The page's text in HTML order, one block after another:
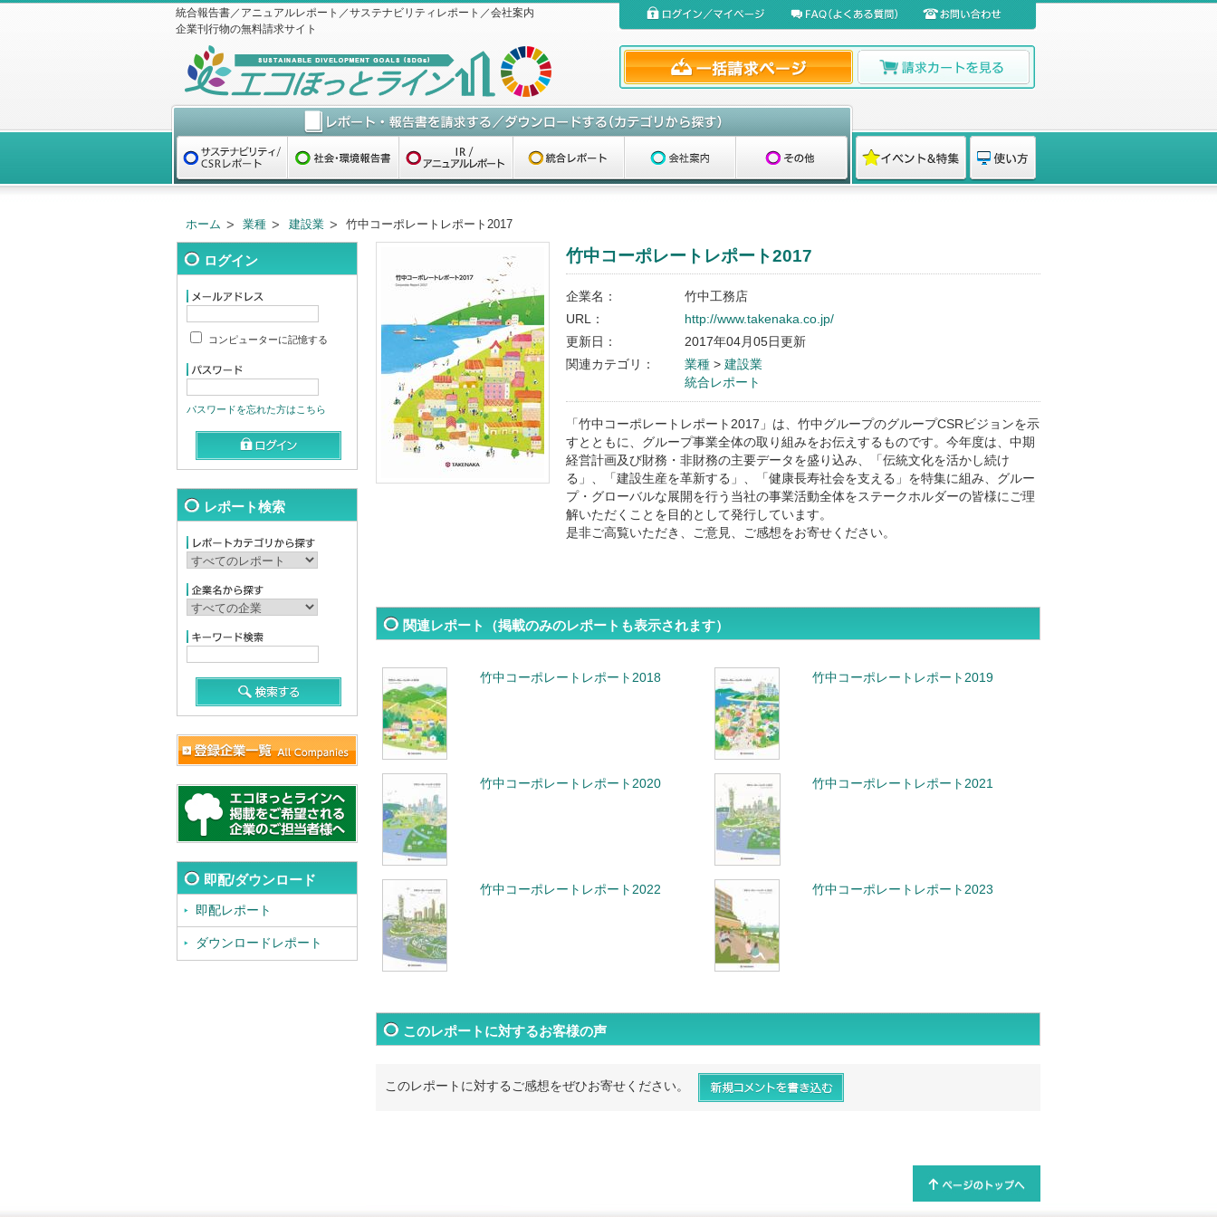
統合報告書／アニュアルレポート／サステナビリティレポート／会社案内
企業刊行物の無料請求サイト
ホーム 業種 建設業 竹中コーポレートレポート2017
ログイン
コンピューターに記憶する
パスワードを忘れた方はこちら
レポート検索
即配/ダウンロード
即配レポート
ダウンロードレポート
竹中コーポレートレポート2017
企業名：
竹中工務店
URL：
http://www.takenaka.co.jp/
更新日：
2017年04月05日更新
関連カテゴリ：
業種> 建設業
統合レポート
「竹中コーポレートレポート2017」は、竹中グループのグループCSRビジョンを示
すとともに、グループ事業全体の取り組みをお伝えするものです。今年度は、中期
経営計画及び財務・非財務の主要データを盛り込み、「伝統文化を活かし続け
る」、「建設生産を革新する」、「健康長寿社会を支える」を特集に組み、グルー
プ・グローバルな展開を行う当社の事業活動全体をステークホルダーの皆様にご理
解いただくことを目的として発行しています。
是非ご高覧いただき、ご意見、ご感想をお寄せください。
関連レポート（掲載のみのレポートも表示されます）
竹中コーポレートレポート2018 竹中コーポレートレポート2019
竹中コーポレートレポート2020 竹中コーポレートレポート2021
竹中コーポレートレポート2022 竹中コーポレートレポート2023
このレポートに対するお客様の声
このレポートに対するご感想をぜひお寄せください。